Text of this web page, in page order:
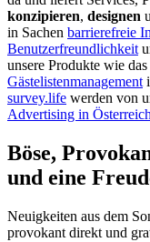
konzipieren, designen
in Sachen barrierefreie
Benutzerfreundlichkeit
unsere Produkte wie das
Gästelistenmanagement
survey.life werden von
Advertising in Österreich
Böse,
und eine
Neuigkeiten aus dem
provokant direkt und